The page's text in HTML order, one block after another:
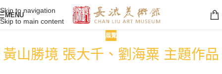
Skip to navigation
Skip to main content
MENU
展覽
黃山勝境 張大千、劉海粟 主題作品